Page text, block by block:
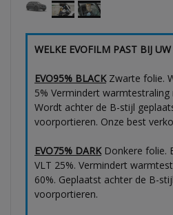
WELKE EVOFILM PAST BIJ
EVO95% BLACKZwarte folie.
5% Vermindert
Wordt achter de B-stijl
voorportieren. Onze best
EVO75% DARKDonkere folie.
VLT 25%. Vermindert
60%. Geplaatst achter de B-
voorportieren.